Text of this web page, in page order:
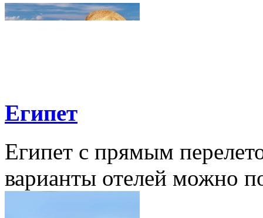
Египет
Египет с прямым
варианты отелей можно